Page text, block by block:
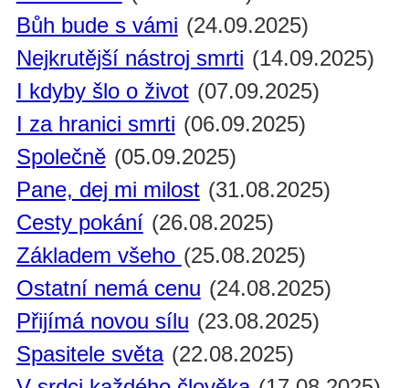
Bůh bude s vámi (24.09.2025)
Nejkrutější nástroj smrti (14.09.2025)
I kdyby šlo o život (07.09.2025)
I za hranici smrti (06.09.2025)
Společně (05.09.2025)
Pane, dej mi milost (31.08.2025)
Cesty pokání (26.08.2025)
Základem všeho (25.08.2025)
Ostatní nemá cenu (24.08.2025)
Přijímá novou sílu (23.08.2025)
Spasitele světa (22.08.2025)